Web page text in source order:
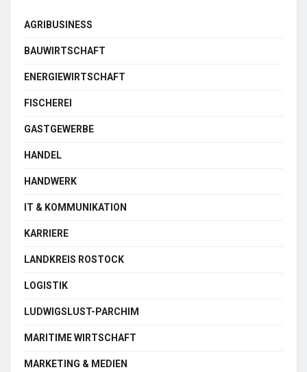
AGRIBUSINESS
BAUWIRTSCHAFT
ENERGIEWIRTSCHAFT
FISCHEREI
GASTGEWERBE
HANDEL
HANDWERK
IT & KOMMUNIKATION
KARRIERE
LANDKREIS ROSTOCK
LOGISTIK
LUDWIGSLUST-PARCHIM
MARITIME WIRTSCHAFT
MARKETING & MEDIEN